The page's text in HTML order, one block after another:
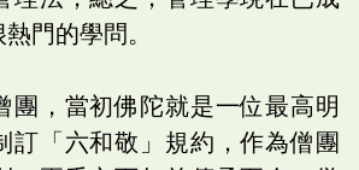
門的學問。
團，當初佛陀就是一位最高明
訂「六和敬」規約，作為僧團